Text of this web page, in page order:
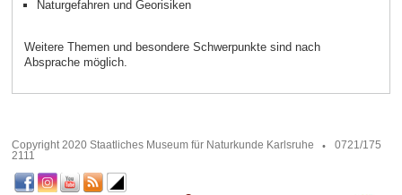
Naturgefahren und Georisiken
Weitere Themen und besondere Schwerpunkte sind nach
Absprache möglich.
Copyright 2020 Staatliches Museum für Naturkunde Karlsruhe
0721/175
2111